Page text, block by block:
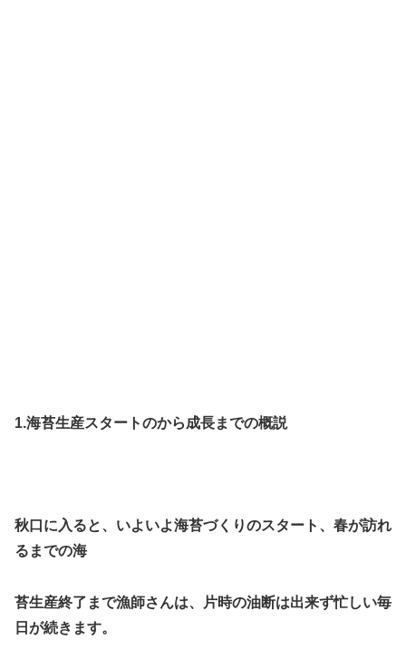
1.海苔生産スタートのから成長までの概説
秋口に入ると、いよいよ海苔づくりのスタート、春が訪れ
るまでの海
苔生産終了まで漁師さんは、片時の油断は出来ず忙しい毎
日が続きます。